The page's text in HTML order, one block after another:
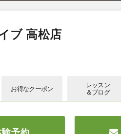
ブ 高松店
お得なクーポン
レッスン
＆ブログ